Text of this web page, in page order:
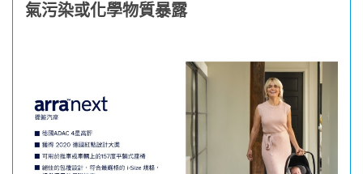
氣污染或化學物質暴露